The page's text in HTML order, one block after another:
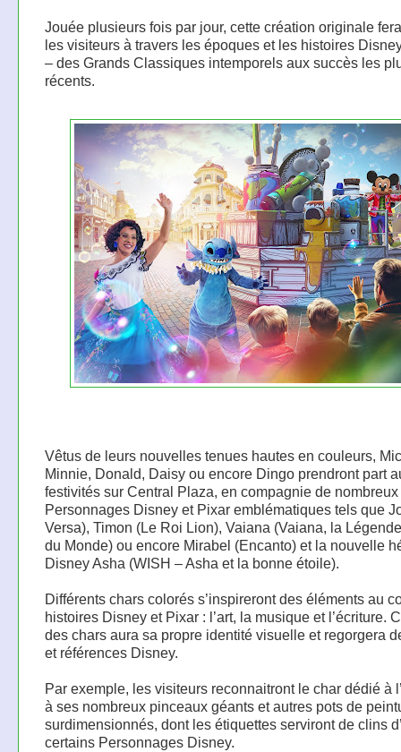
Jouée plusieurs fois par jour, cette création originale
les visiteurs à travers les époques et les histoires
– des Grands Classiques intemporels aux succès les
récents.
Vêtus de leurs nouvelles tenues hautes en couleurs,
Minnie, Donald, Daisy ou encore Dingo prendront part
festivités sur Central Plaza, en compagnie de nombreux
Personnages Disney et Pixar emblématiques tels que
Versa), Timon (Le Roi Lion), Vaiana (Vaiana, la
du Monde) ou encore Mirabel (Encanto) et la nouvelle
Disney Asha (WISH – Asha et la bonne étoile).
Différents chars colorés s’inspireront des éléments au
histoires Disney et Pixar : l’art, la musique et l’écriture.
des chars aura sa propre identité visuelle et regorgera
et références Disney.
Par exemple, les visiteurs reconnaitront le char dédié à
à ses nombreux pinceaux géants et autres pots de
surdimensionnés, dont les étiquettes serviront de clins
certains Personnages Disney.